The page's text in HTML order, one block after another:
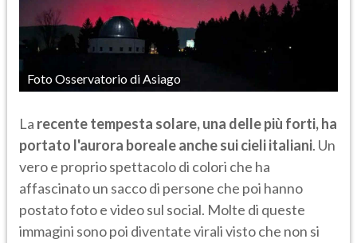
Foto Osservatorio di Asiago
La recente tempesta solare, una delle più forti, ha
portato l'aurora boreale anche sui cieli italiani. Un
vero e proprio spettacolo di colori che ha
affascinato un sacco di persone che poi hanno
postato foto e video sul social. Molte di queste
immagini sono poi diventate virali visto che non si